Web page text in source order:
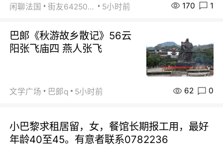
闲聊法国 街友64250024 5小时前 170 1
巴郞《秋游故乡散记》56云
阳张飞庙四 燕人张飞
文学广场 巴郞q 5小时前 62 0
小巴黎求租居留，女，餐馆长期报工用，最好
年龄40至45。有意者联系0782236